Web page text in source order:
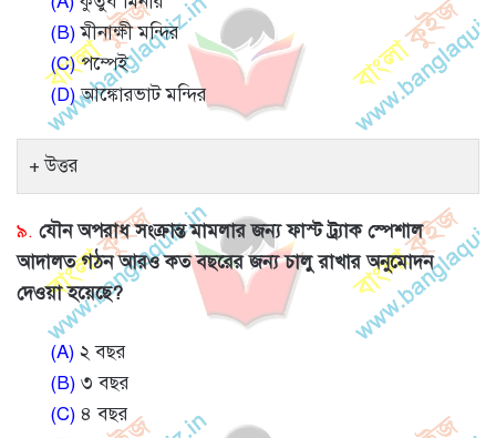
(B)মীনাক্ষী মন্দির
(C)পম্পেই
(D)আঙ্কোরভাট মন্দির
উত্তর
৯. যৌন অপরাধ সংক্রান্ত মামলার জন্য ফাস্ট ট্র্যাক স্পেশাল
আদালত গঠন আরও কত বছরের জন্য চালু রাখার অনুমোদন
দেওয়া হয়েছে?
(A) ২ বছর
(B) ৩ বছর
(C) ৪ বছর